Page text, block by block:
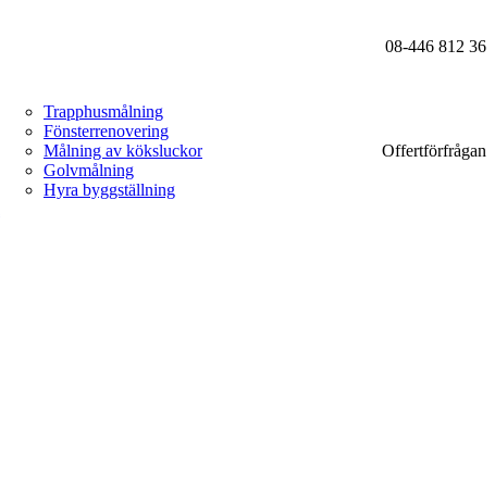
08-446 812 36
Trapphusmålning
Fönsterrenovering
Målning av köksluckor
Golvmålning
Hyra byggställning
Offertförfrågan